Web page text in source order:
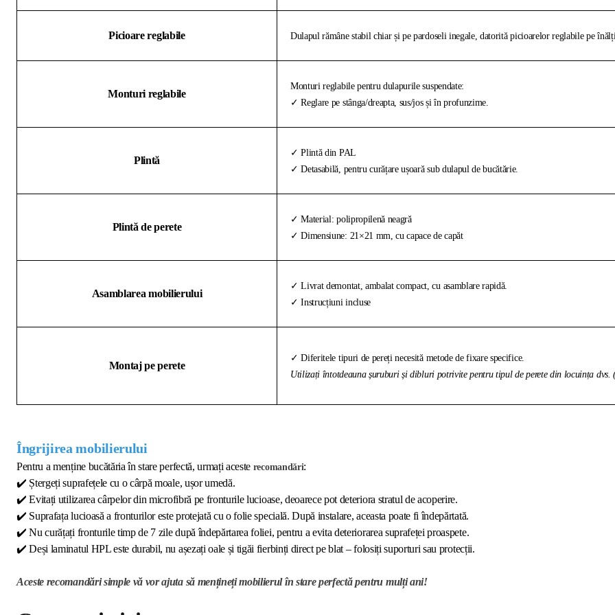
Picioare reglabile Dulapul rămâne stabil chiar și pe pardoseli inegale, datorită picioarelor reglabile pe
Monturi reglabile
Monturi reglabile pentru dulapurile suspendate:
✓ Reglare pe stânga/dreapta, sus/jos și în profunzime.
Plintă
✓ Plintă din PAL
✓ Detasabilă, pentru curățare ușoară sub dulapul de bucătărie.
Plintă de perete
✓ Material: polipropilenă neagră
✓ Dimensiune: 21×21 mm, cu capace de capăt
Asamblarea mobilierului
✓ Livrat demontat, ambalat compact, cu asamblare rapidă.
✓ Instrucțiuni incluse
Montaj pe perete
✓ Diferitele tipuri de pereți necesită metode de fixare specifice.
Utilizați întotdeauna șuruburi și dibluri potrivite pentru tipul de perete din locuința dvs.
Îngrijirea mobilierului
Pentru a menține bucătăria în stare perfectă, urmați aceste recomandări:
✔️ Ștergeți suprafețele cu o cârpă moale, ușor umedă.
✔️ Evitați utilizarea cârpelor din microfibră pe fronturile lucioase, deoarece pot deteriora stratul de acoperire.
✔️ Suprafața lucioasă a fronturilor este protejată cu o folie specială. După instalare, aceasta poate fi îndepărtată.
✔️ Nu curățați fronturile timp de 7 zile după îndepărtarea foliei, pentru a evita deteriorarea suprafeței proaspete.
✔️ Deși laminatul HPL este durabil, nu așezați oale și tigăi fierbinți direct pe blat – folosiți suporturi sau protecții.
Aceste recomandări simple vă vor ajuta să mențineți mobilierul în stare perfectă pentru mulți ani!